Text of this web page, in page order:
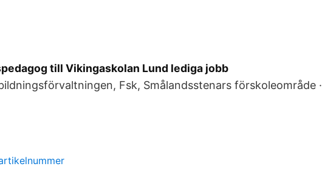
till Vikingaskolan Lund lediga jobb
Fsk, Smålandsstenars förskoleområde ·